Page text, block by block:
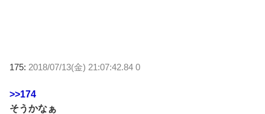
175: 2018/07/13(金) 21:07:42.84 0
>>174
そうかなぁ